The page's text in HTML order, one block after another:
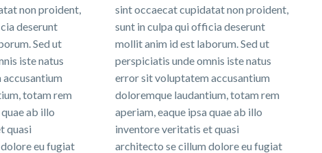
non proident,
deserunt
Sed ut
iste natus
totam rem
ab illo
quasi
eu fugiat
sint occaecat cupidatat non proident,
sunt in culpa qui officia deserunt
mollit anim id est laborum. Sed ut
perspiciatis unde omnis iste natus
error sit voluptatem accusantium
doloremque laudantium, totam rem
aperiam, eaque ipsa quae ab illo
inventore veritatis et quasi
architecto se cillum dolore eu fugiat